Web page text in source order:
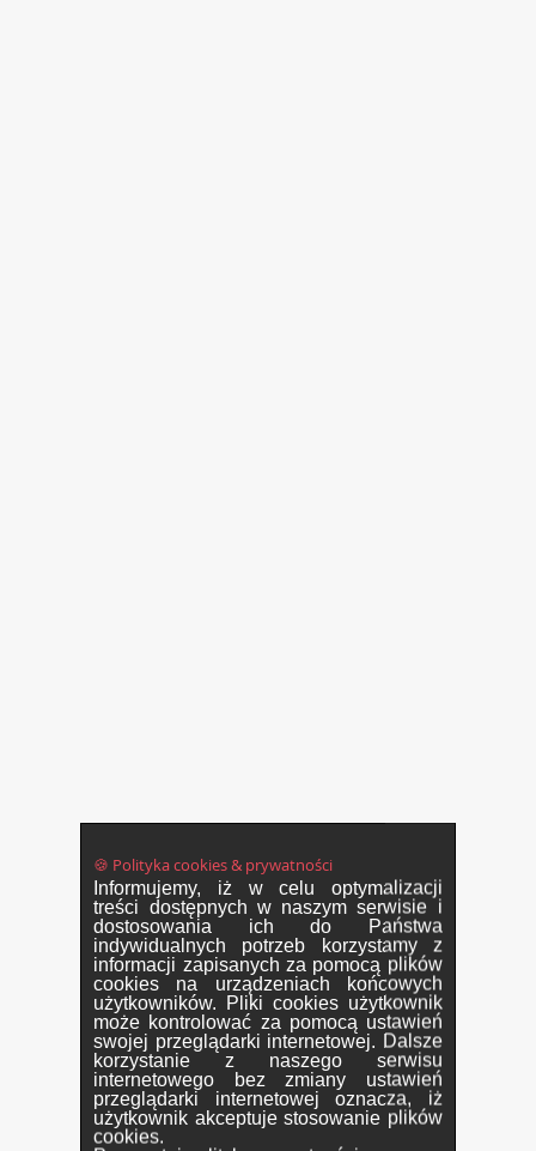
🍪 Polityka cookies & prywatności
Informujemy, iż w celu optymalizacji
treści dostępnych w naszym serwisie i
dostosowania ich do Państwa
indywidualnych potrzeb korzystamy z
informacji zapisanych za pomocą plików
cookies na urządzeniach końcowych
użytkowników. Pliki cookies użytkownik
może kontrolować za pomocą ustawień
swojej przeglądarki internetowej. Dalsze
korzystanie z naszego serwisu
internetowego bez zmiany ustawień
przeglądarki internetowej oznacza, iż
użytkownik akceptuje stosowanie plików
cookies.